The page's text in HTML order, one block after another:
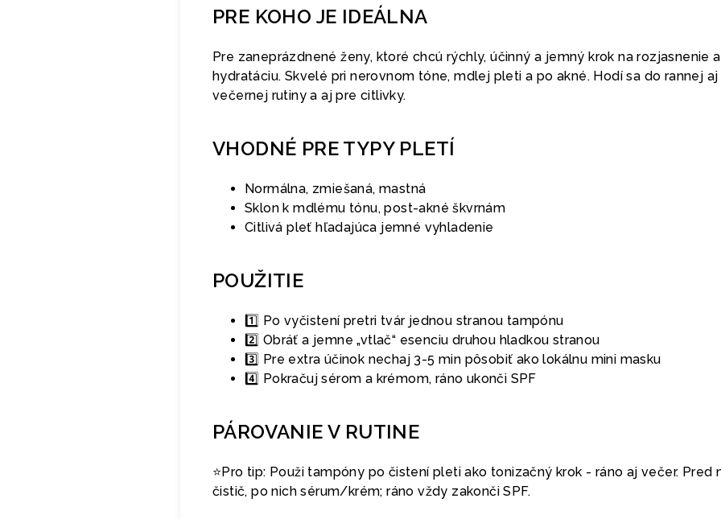
PRE KOHO JE IDEÁLNA
Pre zaneprázdnené ženy, ktoré chcú rýchly, účinný a jemný krok na rozjasnenie a
hydratáciu. Skvelé pri nerovnom tóne, mdlej pleti a po akné. Hodí sa do rannej aj
večernej rutiny a aj pre citlivky.
VHODNÉ PRE TYPY PLETÍ
Normálna, zmiešaná, mastná
Sklon k mdlému tónu, post-akné škvrnám
Citlivá pleť hľadajúca jemné vyhladenie
POUŽITIE
1️⃣ Po vyčistení pretri tvár jednou stranou tampónu
2️⃣ Obráť a jemne „vtlač“ esenciu druhou hladkou stranou
3️⃣ Pre extra účinok nechaj 3-5 min pôsobiť ako lokálnu mini masku
4️⃣ Pokračuj sérom a krémom, ráno ukonči SPF
PÁROVANIE V RUTINE
⭐️Pro tip: Použi tampóny po čistení pleti ako tonizačný krok - ráno aj večer. Pred
čistič, po nich sérum/krém; ráno vždy zakonči SPF.